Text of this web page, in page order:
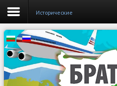
Исторические